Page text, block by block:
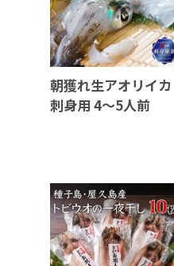
朝獲れ生アオリイカ
刺身用 4～5人前